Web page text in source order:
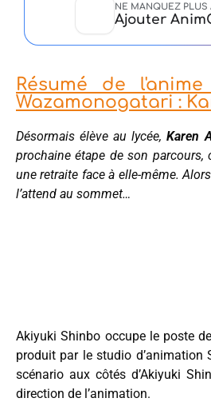
NE MANQUEZ PLUS
Ajouter
Résumé de
Wazamonogatari :
Désormais élève au lycée,Karen
prochaine étape de son
une retraite face à elle-même.
l’attend au sommet…
Akiyuki Shinbo occupe le poste
produit par le studio d’animation
scénario aux côtés d’Akiyuki
direction de l’animation.